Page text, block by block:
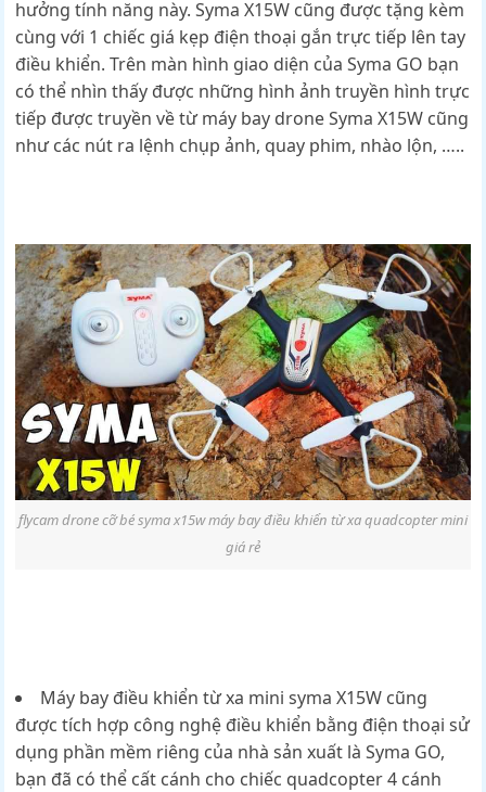
hưởng tính năng này. Syma X15W cũng được tặng kèm
cùng với 1 chiếc giá kẹp điện thoại gắn trực tiếp lên tay
điều khiển. Trên màn hình giao diện của Syma GO bạn
có thể nhìn thấy được những hình ảnh truyền hình trực
tiếp được truyền về từ máy bay drone Syma X15W cũng
như các nút ra lệnh chụp ảnh, quay phim, nhào lộn, …..
flycam drone cỡ bé syma x15w máy bay điều khiển từ xa quadcopter mini
giá rẻ
Máy bay điều khiển từ xa mini syma X15W cũng
được tích hợp công nghệ điều khiển bằng điện thoại sử
dụng phần mềm riêng của nhà sản xuất là Syma GO,
bạn đã có thể cất cánh cho chiếc quadcopter 4 cánh